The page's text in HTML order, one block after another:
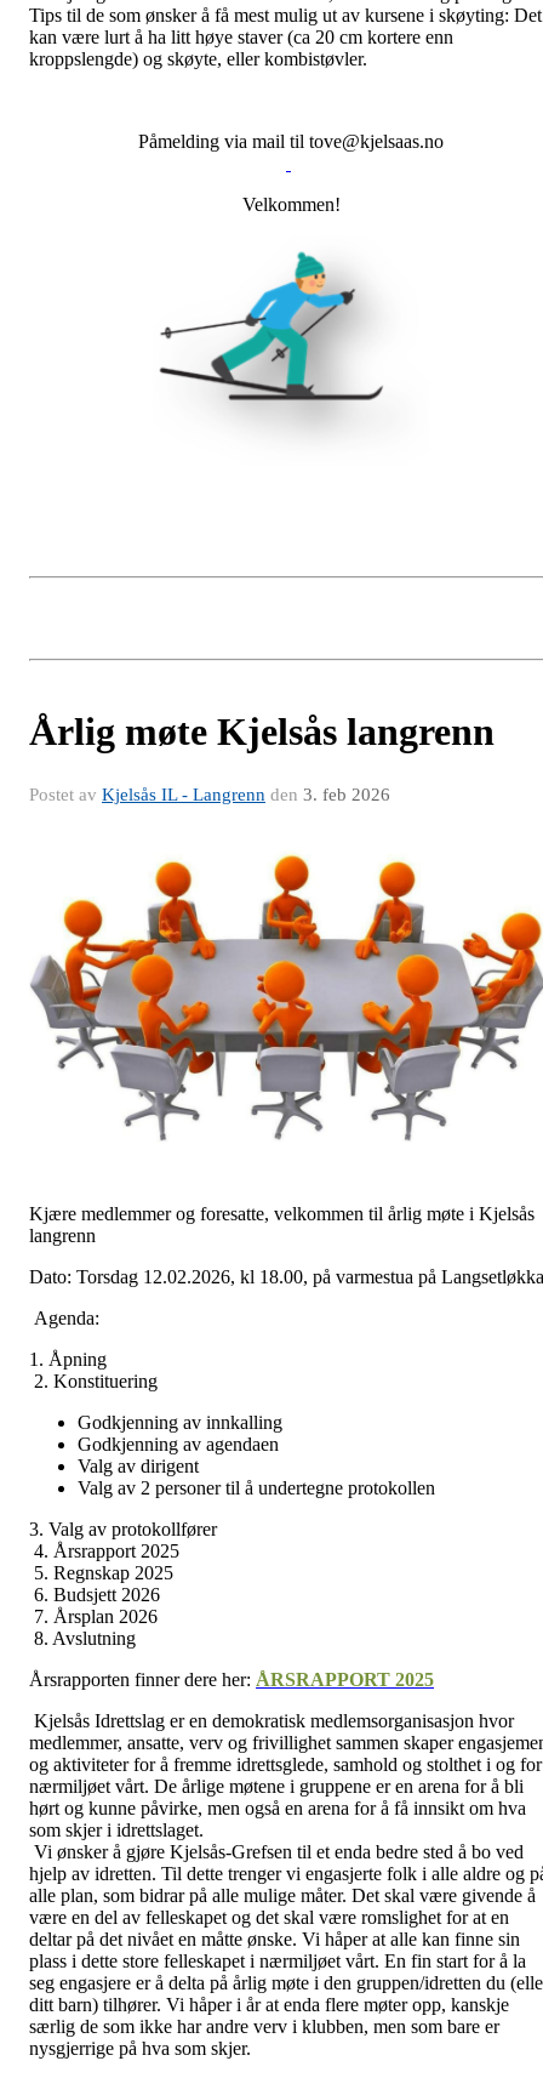
Tips til de som ønsker å få mest mulig ut av kursene i skøyting: Det
kan være lurt å ha litt høye staver (ca 20 cm kortere enn
kroppslengde) og skøyte, eller kombistøvler.
Påmelding via mail til tove@kjelsaas.no
Velkommen!
Årlig møte Kjelsås langrenn
Postet av Kjelsås IL - Langrenn den 3. feb 2026
Kjære medlemmer og foresatte, velkommen til årlig møte i Kjelsås
langrenn
Dato: Torsdag 12.02.2026, kl 18.00, på varmestua på Langsetløkka
Agenda:
1. Åpning
2. Konstituering
Godkjenning av innkalling
Godkjenning av agendaen
Valg av dirigent
Valg av 2 personer til å undertegne protokollen
3. Valg av protokollfører
4. Årsrapport 2025
5. Regnskap 2025
6. Budsjett 2026
7. Årsplan 2026
8. Avslutning
Årsrapporten finner dere her: ÅRSRAPPORT 2025
Kjelsås Idrettslag er en demokratisk medlemsorganisasjon hvor
medlemmer, ansatte, verv og frivillighet sammen skaper
og aktiviteter for å fremme idrettsglede, samhold og stolthet i og for
nærmiljøet vårt. De årlige møtene i gruppene er en arena for å bli
hørt og kunne påvirke, men også en arena for å få innsikt om hva
som skjer i idrettslaget.
Vi ønsker å gjøre Kjelsås-Grefsen til et enda bedre sted å bo ved
hjelp av idretten. Til dette trenger vi engasjerte folk i alle aldre og
alle plan, som bidrar på alle mulige måter. Det skal være givende å
være en del av felleskapet og det skal være romslighet for at en
deltar på det nivået en måtte ønske. Vi håper at alle kan finne sin
plass i dette store felleskapet i nærmiljøet vårt. En fin start for å la
seg engasjere er å delta på årlig møte i den gruppen/idretten du
ditt barn) tilhører. Vi håper i år at enda flere møter opp, kanskje
særlig de som ikke har andre verv i klubben, men som bare er
nysgjerrige på hva som skjer.